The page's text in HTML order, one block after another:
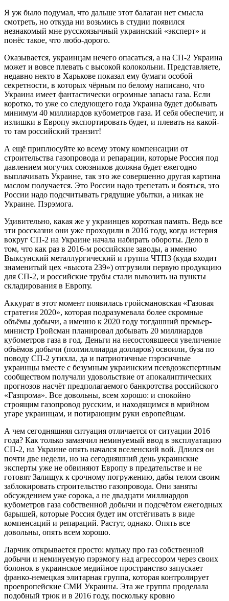
Я уж было подумал, что дальше этот балаган нет смысла
смотреть, но откуда ни возьмись в студии появился
незнакомый мне русскоязычный украинский «эксперт» и
понёс такое, что любо-дорого.
Оказывается, украинцам нечего опасаться, а на СП-2 Украина
может и вовсе плевать с высокой колокольни. Представляете,
недавно некто в Харькове показал ему бумаги особой
секретности, в которых чёрным по белому написано, что
Украина имеет фантастически огромные запасы газа. Если
коротко, то уже со следующего года Украина будет добывать
минимум 40 миллиардов кубометров газа. И себя обеспечит, и
излишки в Европу экспортировать будет, и плевать на какой-
то там российский транзит!
А ещё приплюсуйте ко всему этому компенсации от
строительства газопровода и репарации, которые Россия под
давлением могучих союзников должна будет ежегодно
выплачивать Украине, так это же совершенно другая картина
маслом получается. Это России надо трепетать и бояться, это
России надо подсчитывать грядущие убытки, а никак не
Украине. Пэрэмога.
Удивительно, какая же у украинцев короткая память. Ведь все
эти россказни они уже проходили в 2016 году, когда истерия
вокруг СП-2 на Украине начала набирать обороты. Дело в
том, что как раз в 2016-м российские заводы, а именно
Выксунский металлургический и группа ЧТПЗ (куда входит
знаменитый цех «высота 239») отгрузили первую продукцию
для СП-2, и российские трубы стали вывозить на пункты
складирования в Европу.
Аккурат в этот момент появилась гройсмановская «Газовая
стратегия 2020», которая подразумевала более скромные
объёмы добычи, а именно к 2020 году тогдашний премьер-
министр Гройсман планировал добывать 20 миллиардов
кубометров газа в год. Деньги на несостоявшееся увеличение
объёмов добычи (полмиллиарда долларов) освоили, буза по
поводу СП-2 утихла, да и патриотичные пэрэсичные
украинцы вместе с безумным украинским псевдоэкспертным
сообществом получали удовольствие от апокалиптических
прогнозов насчёт предполагаемого банкротства российского
«Газпрома». Все довольны, всем хорошо: и спокойно
строящим газопровод русским, и находящимся в мрийном
угаре украинцам, и потирающим руки европейцам.
А чем сегодняшняя ситуация отличается от ситуации 2016
года? Как только замаячил неминуемый ввод в эксплуатацию
СП-2, на Украине опять начался вселенский вой. Длился он
почти две недели, но на сегодняшний день украинские
эксперты уже не обвиняют Европу в предательстве и не
готовят Залищук к срочному погружению, дабы телом своим
заблокировать строительство газопровода. Они заняты
обсуждением уже сорока, а не двадцати миллиардов
кубометров газа собственной добычи и подсчётом ежегодных
барышей, которые Россия будет им отстёгивать в виде
компенсаций и репараций. Растут, однако. Опять все
довольны, опять всем хорошо.
Ларчик открывается просто: мульку про газ собственной
добычи и неминуемую пэрэмогу над агрессором через своих
болонок в украинское медийное пространство запускает
франко-немецкая элитарная группа, которая контролирует
проевропейские СМИ Украины. Эта же группа проделала
подобный трюк и в 2016 году, поскольку кровно